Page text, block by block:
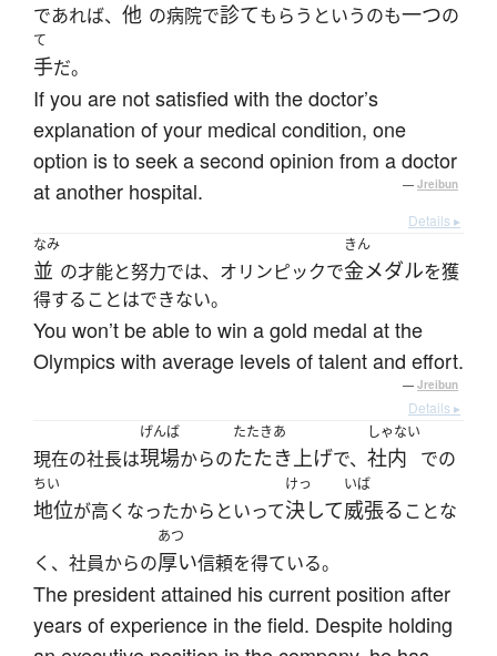
であれば、 他 の病院で診てもらうというのも一つの
て
手だ。
If you are not satisfied with the doctor’s
explanation of your medical condition, one
option is to seek a second opinion from a doctor
at another hospital.
— Jreibun
Details ▸
なみ
並 の才能と努力では、オリンピックで
きん
金メダルを獲
得することはできない。
You won’t be able to win a gold medal at the
Olympics with average levels of talent and effort.
— Jreibun
Details ▸
現在の社長は
げんば
現場からの
たたきあ
たたき上げで、
しゃない
社内 での
ちい
地位が高くなったからといって
けっ
決して
いば
威張ることな
く、社員からの
あつ
厚い信頼を得ている。
The president attained his current position after
years of experience in the field. Despite holding